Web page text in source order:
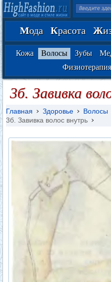
Мода Красота Ж
Кожа Волосы Зубы
Физиотерапия
3б. Завивка
Главная Здоровье Волосы
3б. Завивка волос внутрь